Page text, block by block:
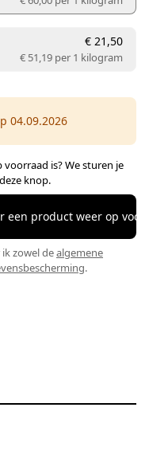
€ 21,50
€ 51,19 per 1 kilogram
04.09.2026
is? We sturen je
knop.
een product weer op
zowel dealgemene
.